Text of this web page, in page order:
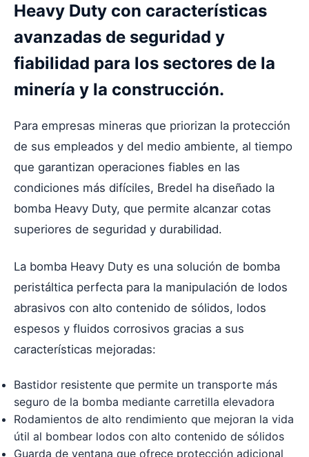
Heavy Duty con características
avanzadas de seguridad y
fiabilidad para los sectores de la
minería y la construcción.
Para empresas mineras que priorizan la protección
de sus empleados y del medio ambiente, al tiempo
que garantizan operaciones fiables en las
condiciones más difíciles, Bredel ha diseñado la
bomba Heavy Duty, que permite alcanzar cotas
superiores de seguridad y durabilidad.
La bomba Heavy Duty es una solución de bomba
peristáltica perfecta para la manipulación de lodos
abrasivos con alto contenido de sólidos, lodos
espesos y fluidos corrosivos gracias a sus
características mejoradas:
Bastidor resistente que permite un transporte más
seguro de la bomba mediante carretilla elevadora
Rodamientos de alto rendimiento que mejoran la vida
útil al bombear lodos con alto contenido de sólidos
Guarda de ventana que ofrece protección adicional